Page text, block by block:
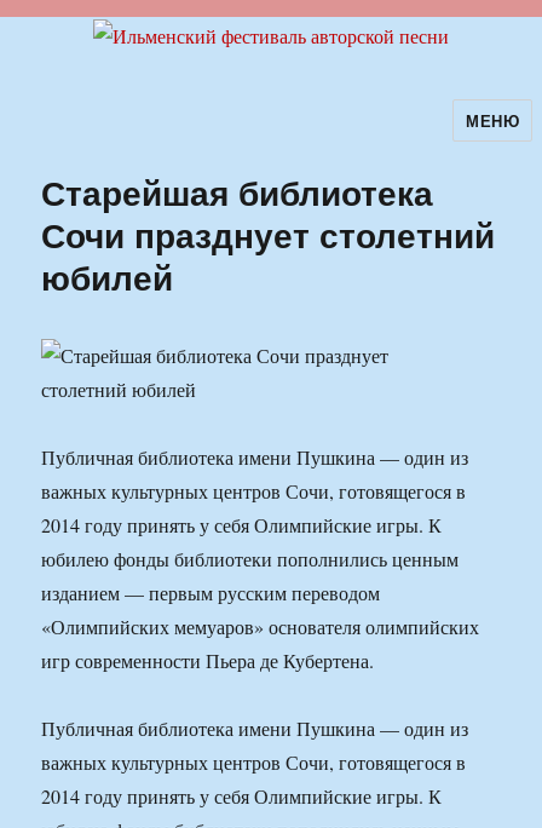
Ильменский фестиваль авторскойМЕНЮ
Старейшая библиотека
Сочи празднует столетний
юбилей
Публичная библиотека имени Пушкина — один из
важных культурных центров Сочи, готовящегося в
2014 году принять у себя Олимпийские игры. К
юбилею фонды библиотеки пополнились ценным
изданием — первым русским переводом
«Олимпийских мемуаров» основателя олимпийских
игр современности Пьера де Кубертена.
Публичная библиотека имени Пушкина — один из
важных культурных центров Сочи, готовящегося в
2014 году принять у себя Олимпийские игры. К